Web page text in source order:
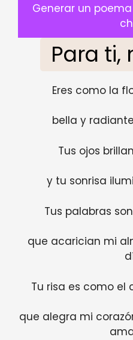
Generar un
Para ti,
Eres como la
bella y
Tus ojos
y tu sonrisa
Tus palabras
que acarician mi
Tu risa es como el
que alegra mi